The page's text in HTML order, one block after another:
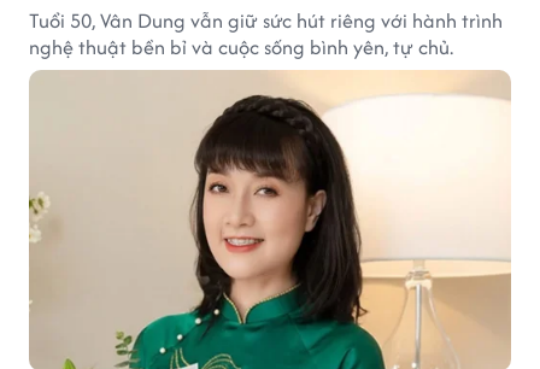
Tuổi 50, Vân Dung vẫn giữ sức hút riêng với hành trình
nghệ thuật bền bỉ và cuộc sống bình yên, tự chủ.